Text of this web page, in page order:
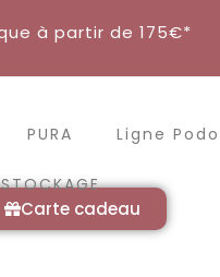
à partir de 175€*
PURA Ligne Podo
Carte cadeau